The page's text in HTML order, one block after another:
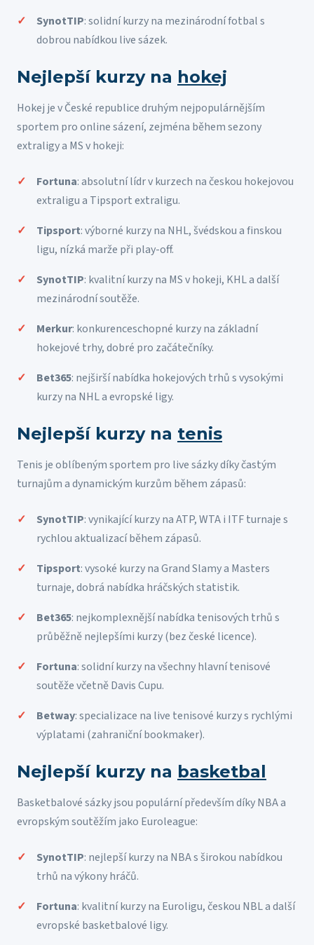
SynotTIP: solidní kurzy na mezinárodní fotbal s
dobrou nabídkou live sázek.
Nejlepší kurzy na hokej
Hokej je v České republice druhým nejpopulárnějším
sportem pro online sázení, zejména během sezony
extraligy a MS v hokeji:
Fortuna: absolutní lídr v kurzech na českou hokejovou
extraligu a Tipsport extraligu.
Tipsport: výborné kurzy na NHL, švédskou a finskou
ligu, nízká marže při play-off.
SynotTIP: kvalitní kurzy na MS v hokeji, KHL a další
mezinárodní soutěže.
Merkur: konkurenceschopné kurzy na základní
hokejové trhy, dobré pro začátečníky.
Bet365: nejširší nabídka hokejových trhů s vysokými
kurzy na NHL a evropské ligy.
Nejlepší kurzy na tenis
Tenis je oblíbeným sportem pro live sázky díky častým
turnajům a dynamickým kurzům během zápasů:
SynotTIP: vynikající kurzy na ATP, WTA i ITF turnaje s
rychlou aktualizací během zápasů.
Tipsport: vysoké kurzy na Grand Slamy a Masters
turnaje, dobrá nabídka hráčských statistik.
Bet365: nejkomplexnější nabídka tenisových trhů s
průběžně nejlepšími kurzy (bez české licence).
Fortuna: solidní kurzy na všechny hlavní tenisové
soutěže včetně Davis Cupu.
Betway: specializace na live tenisové kurzy s rychlými
výplatami (zahraniční bookmaker).
Nejlepší kurzy na basketbal
Basketbalové sázky jsou populární především díky NBA a
evropským soutěžím jako Euroleague:
SynotTIP: nejlepší kurzy na NBA s širokou nabídkou
trhů na výkony hráčů.
Fortuna: kvalitní kurzy na Euroligu, českou NBL a další
evropské basketbalové ligy.